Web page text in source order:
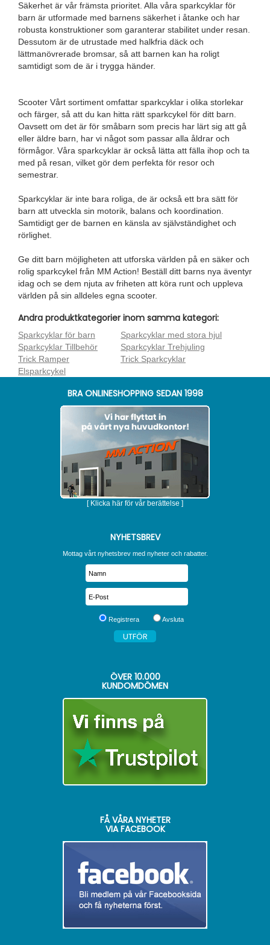
Säkerhet är vår främsta prioritet. Alla våra sparkcyklar för
barn är utformade med barnens säkerhet i åtanke och har
robusta konstruktioner som garanterar stabilitet under resan.
Dessutom är de utrustade med halkfria däck och
lättmanövrerade bromsar, så att barnen kan ha roligt
samtidigt som de är i trygga händer.
Scooter Vårt sortiment omfattar sparkcyklar i olika storlekar
och färger, så att du kan hitta rätt sparkcykel för ditt barn.
Oavsett om det är för småbarn som precis har lärt sig att gå
eller äldre barn, har vi något som passar alla åldrar och
förmågor. Våra sparkcyklar är också lätta att fälla ihop och ta
med på resan, vilket gör dem perfekta för resor och
semestrar.
Sparkcyklar är inte bara roliga, de är också ett bra sätt för
barn att utveckla sin motorik, balans och koordination.
Samtidigt ger de barnen en känsla av självständighet och
rörlighet.
Ge ditt barn möjligheten att utforska världen på en säker och
rolig sparkcykel från MM Action! Beställ ditt barns nya äventyr
idag och se dem njuta av friheten att köra runt och uppleva
världen på sin alldeles egna scooter.
Andra produktkategorier inom samma kategori:
Sparkcyklar för barn
Sparkcyklar med stora hjul
Sparkcyklar Tillbehör
Sparkcyklar Trehjuling
Trick Ramper
Trick Sparkcyklar
Elsparkcykel
BRA ONLINESHOPPING SEDAN 1998
[ Klicka här för vår berättelse ]
NYHETSBREV
Mottag vårt nyhetsbrev med nyheter och rabatter.
Registrera Avsluta
ÖVER 10.000
KUNDOMDÖMEN
FÅ VÅRA NYHETER
VIA FACEBOOK